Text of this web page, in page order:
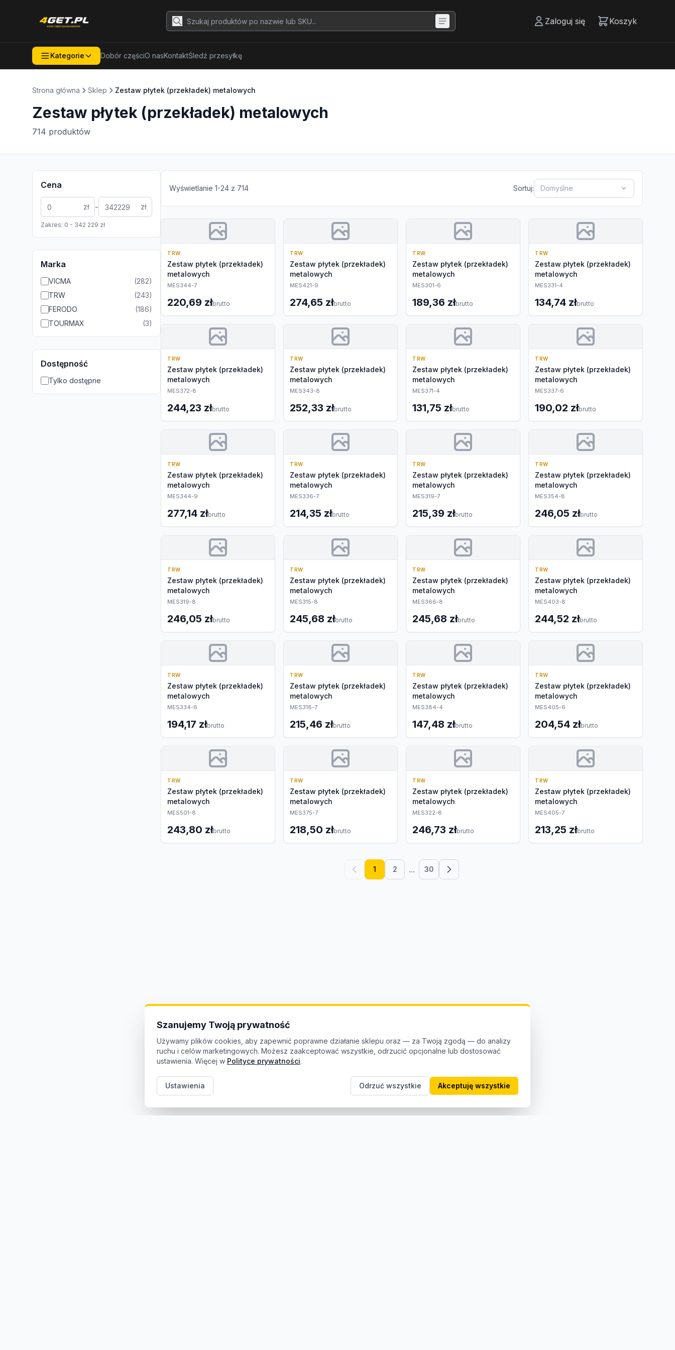
Zaloguj się Koszyk
Kategorie Dobór częściO nasKontaktŚledź przesyłkę
Strona główna Sklep Zestaw płytek (przekładek) metalowych
Zestaw płytek (przekładek) metalowych
714 produktów
Cena
zł - zł
Zakres: 0 - 342 229 zł
Marka
VICMA (282)
TRW
(243)
FERODO
(186)
TOURMAX
(3)
Dostępność
Tylko dostępne
Wyświetlanie 1-24 z 714 Sortuj: Domyślne
TRW
Zestaw płytek (przekładek)
metalowych
MES344-7
220,69 złbrutto
TRW
Zestaw płytek (przekładek)
metalowych
MES421-9
274,65 złbrutto
TRW
Zestaw płytek (przekładek)
metalowych
MES301-6
189,36 złbrutto
TRW
Zestaw płytek (przekładek)
metalowych
MES331-4
134,74 złbrutto
TRW
Zestaw płytek (przekładek)
metalowych
MES372-8
244,23 złbrutto
TRW
Zestaw płytek (przekładek)
metalowych
MES343-8
252,33 złbrutto
TRW
Zestaw płytek (przekładek)
metalowych
MES371-4
131,75 złbrutto
TRW
Zestaw płytek (przekładek)
metalowych
MES337-6
190,02 złbrutto
TRW
Zestaw płytek (przekładek)
metalowych
MES344-9
277,14 złbrutto
TRW
Zestaw płytek (przekładek)
metalowych
MES336-7
214,35 złbrutto
TRW
Zestaw płytek (przekładek)
metalowych
MES319-7
215,39 złbrutto
TRW
Zestaw płytek (przekładek)
metalowych
MES354-8
246,05 złbrutto
TRW
Zestaw płytek (przekładek)
metalowych
MES319-8
246,05 złbrutto
TRW
Zestaw płytek (przekładek)
metalowych
MES315-8
245,68 złbrutto
TRW
Zestaw płytek (przekładek)
metalowych
MES366-8
245,68 złbrutto
TRW
Zestaw płytek (przekładek)
metalowych
MES403-8
244,52 złbrutto
TRW
Zestaw płytek (przekładek)
metalowych
MES334-6
194,17 złbrutto
TRW
Zestaw płytek (przekładek)
metalowych
MES318-7
215,46 złbrutto
TRW
Zestaw płytek (przekładek)
metalowych
MES384-4
147,48 złbrutto
TRW
Zestaw płytek (przekładek)
metalowych
MES405-6
204,54 złbrutto
TRW
Zestaw płytek (przekładek)
metalowych
MES501-8
243,80 złbrutto
TRW
Zestaw płytek (przekładek)
metalowych
MES375-7
218,50 złbrutto
TRW
Zestaw płytek (przekładek)
metalowych
MES322-8
246,73 złbrutto
TRW
Zestaw płytek (przekładek)
metalowych
MES405-7
213,25 złbrutto
1 2 ... 30
Szanujemy Twoją prywatność
Używamy plików cookies, aby zapewnić poprawne działanie sklepu oraz — za Twoją zgodą — do analizy
ruchu i celów marketingowych. Możesz zaakceptować wszystkie, odrzucić opcjonalne lub dostosować
ustawienia. Więcej w Polityce prywatności.
Ustawienia Odrzuć wszystkie Akceptuję wszystkie